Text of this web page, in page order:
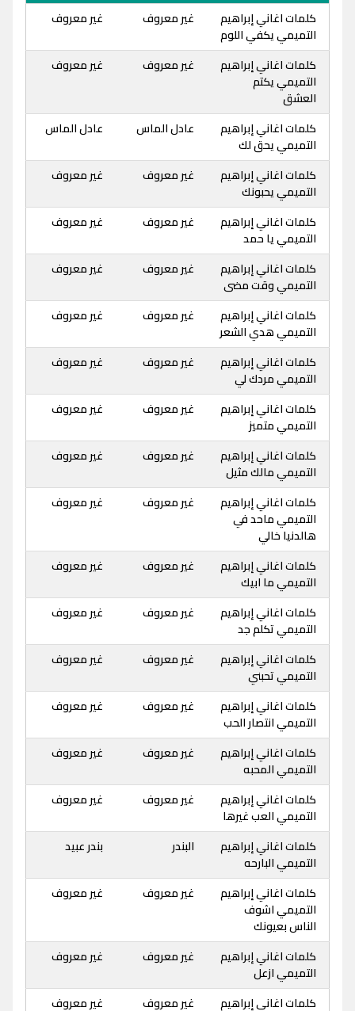
كلمات اغاني إبراهيم
التميمي يكفي اللوم
غير معروف غير معروف
كلمات اغاني إبراهيم
التميمي يكتم
العشق
غير معروف غير معروف
كلمات اغاني إبراهيم
التميمي يحق لك
عادل الماس عادل الماس
كلمات اغاني إبراهيم
التميمي يحبونك
غير معروف غير معروف
كلمات اغاني إبراهيم
التميمي يا حمد
غير معروف غير معروف
كلمات اغاني إبراهيم
التميمي وقت مضى
غير معروف غير معروف
كلمات اغاني إبراهيم
التميمي هدي الشعر
غير معروف غير معروف
كلمات اغاني إبراهيم
التميمي مردك لي
غير معروف غير معروف
كلمات اغاني إبراهيم
التميمي متميز
غير معروف غير معروف
كلمات اغاني إبراهيم
التميمي مالك مثيل
غير معروف غير معروف
كلمات اغاني إبراهيم
التميمي ماحد في
هالدنيا خالي
غير معروف غير معروف
كلمات اغاني إبراهيم
التميمي ما ابيك
غير معروف غير معروف
كلمات اغاني إبراهيم
التميمي تكلم جد
غير معروف غير معروف
كلمات اغاني إبراهيم
التميمي تحبني
غير معروف غير معروف
كلمات اغاني إبراهيم
التميمي انتصار الحب
غير معروف غير معروف
كلمات اغاني إبراهيم
التميمي المحبه
غير معروف غير معروف
كلمات اغاني إبراهيم
التميمي العب غيرها
غير معروف غير معروف
كلمات اغاني إبراهيم
التميمي البارحه
البندر بندر عبيد
كلمات اغاني إبراهيم
التميمي اشوف
الناس بعيونك
غير معروف غير معروف
كلمات اغاني إبراهيم
التميمي ازعل
غير معروف غير معروف
كلمات اغاني إبراهيم
غير معروف غير معروف